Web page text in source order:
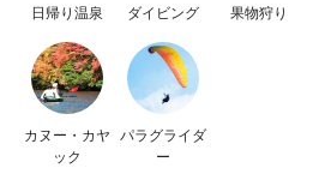
日帰り温泉 ダイビング 果物狩り
カヌー・カヤ
ック
パラグライダ
ー